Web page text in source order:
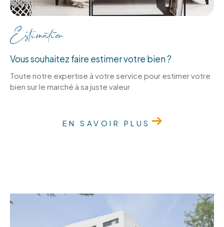
Estimation
Vous souhaitez faire estimer votre bien ?
Toute notre expertise à votre service pour estimer votre
bien sur le marché à sa juste valeur
EN SAVOIR PLUS